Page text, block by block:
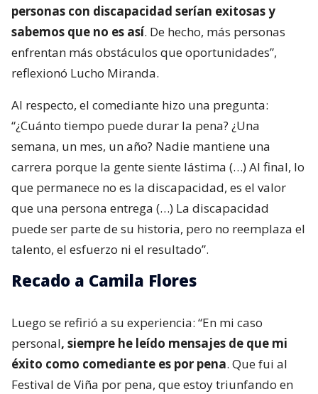
personas con discapacidad serían exitosas y
sabemos que no es así. De hecho, más personas
enfrentan más obstáculos que oportunidades”,
reflexionó Lucho Miranda.
Al respecto, el comediante hizo una pregunta:
“¿Cuánto tiempo puede durar la pena? ¿Una
semana, un mes, un año? Nadie mantiene una
carrera porque la gente siente lástima (…) Al final, lo
que permanece no es la discapacidad, es el valor
que una persona entrega (…) La discapacidad
puede ser parte de su historia, pero no reemplaza el
talento, el esfuerzo ni el resultado”.
Recado a Camila Flores
Luego se refirió a su experiencia: “En mi caso
personal, siempre he leído mensajes de que mi
éxito como comediante es por pena. Que fui al
Festival de Viña por pena, que estoy triunfando en